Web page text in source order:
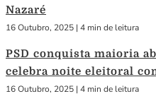
Nazaré
16 Outubro, 2025 | 4 min de leitura
PSD conquista maioria
celebra noite eleitoral
16 Outubro, 2025 | 4 min de leitura